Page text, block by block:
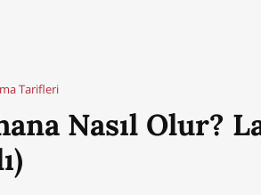
Tarifleri
Nasıl Olur?